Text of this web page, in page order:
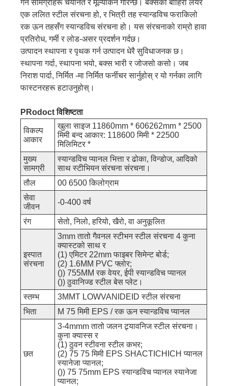
गर्ने सामग्रीहरू चयनित र मूल्यांकन गरिन्छ। बक्सको बाहिरी लेयर
एक ललित स्टील संरचना हो, र भित्री तह स्यान्डविच फराकिलो
रक ऊन तहसँग स्यान्डविच संरचना हो। यस संरचनाको राम्रो हावा
प्रतिरोध, गर्मी र लोड-असर प्रदर्शन गर्दछ।
उत्पादन स्थापना र पृथक गर्न उत्पादन धेरै सुविधाजनक छ।
स्थापना गर्दा, स्थापना भयो, बक्स भारी र जोजसो कसो। जब
निराश पार्दा, निर्मित -मा निर्मित फर्नीचर सार्नुहोस् र यो गर्नका लागि
फास्टनरहरू हटाउनुहोस्।
P Rodoct विशिष्टता
विकल्प
आकार
खुला साइज 11860mm * 606262mm * 2500
मिमी बन्द आकार: 118600 मिमी * 22500
मिलिमिटर *
मुख्य
सामग्री
स्यान्डविच प्यानल भित्ता र ढोका, विन्डोज, आदिको
साथ स्टीभियन संरचना संरचना।
तौल
00 6500 किलोग्राम
सेवा
जीवन
-0-400 वर्ष
रंग सेतो, निलो, हरियो, खैरो, वा अनुकूलित
इस्पात
संरचना
3mm तातो गैवनल स्टीभन स्टील संरचना 4 कुना
क्यास्टको साथ र
(1) एमिटर 22mm फाइबर सिमेन्ट बोर्ड;
(2) 1.6MM PVC फ्लोर;
()) 755MM रक वेयर, ईपी स्यान्डविच प्यानल
()) ठुवानिज्ड स्टील बेस प्लेट।
स्तम्भ
3MMT LOWVANIDEID स्टील संरचना
भिता
M 75 मिमी EPS / रक ऊन स्यान्डविच प्यानल
छत
3-4mmm तातो जलन ट्र्यावनिज स्टील संरचना।
कुना क्यास्स र
(1) ठुवन स्टीवना स्टील कभर;
(2) 75 75 मिमी EPS SHACTICHICH प्यानल
स्यानेजा प्यानल;
()) 75 75mm EPS स्यान्डविच प्यानल स्यानेजा
प्यानल;